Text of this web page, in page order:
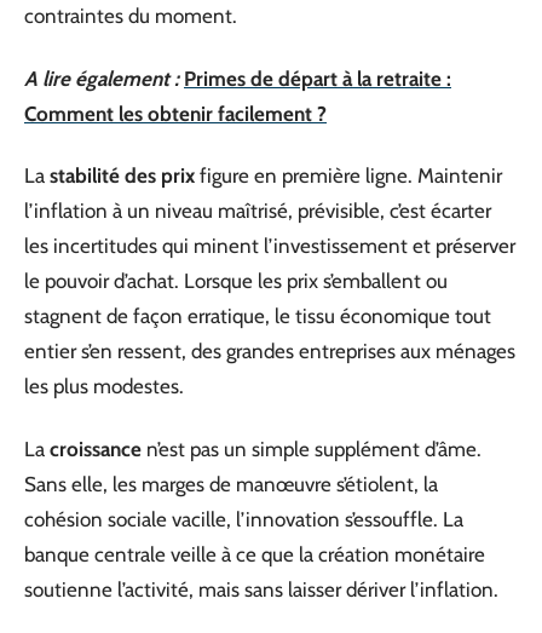
contraintes du moment.
A lire également : Primes de départ à la retraite :
Comment les obtenir facilement ?
La stabilité des prix figure en première ligne. Maintenir
l’inflation à un niveau maîtrisé, prévisible, c’est écarter
les incertitudes qui minent l’investissement et préserver
le pouvoir d’achat. Lorsque les prix s’emballent ou
stagnent de façon erratique, le tissu économique tout
entier s’en ressent, des grandes entreprises aux ménages
les plus modestes.
La croissance n’est pas un simple supplément d’âme.
Sans elle, les marges de manœuvre s’étiolent, la
cohésion sociale vacille, l’innovation s’essouffle. La
banque centrale veille à ce que la création monétaire
soutienne l’activité, mais sans laisser dériver l’inflation.